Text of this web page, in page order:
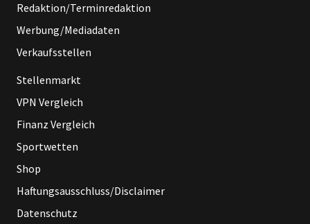
Redaktion/Terminredaktion
Werbung/Mediadaten
Verkaufsstellen
Stellenmarkt
VPN Vergleich
Finanz Vergleich
Sportwetten
Shop
Haftungsausschluss/Disclaimer
Datenschutz